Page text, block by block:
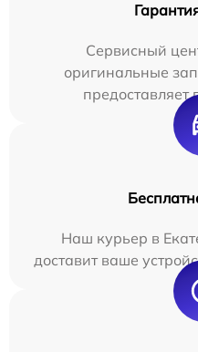
Сервисный
оригинальные
предоставляет
Наш курьер в
доставит ваше